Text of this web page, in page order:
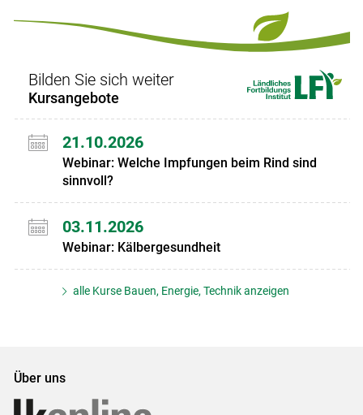
Bilden Sie sich weiter
Kursangebote
21.10.2026
Webinar: Welche Impfungen beim Rind sind
sinnvoll?
03.11.2026
Webinar: Kälbergesundheit
alle Kurse Bauen, Energie, Technik anzeigen
Über uns